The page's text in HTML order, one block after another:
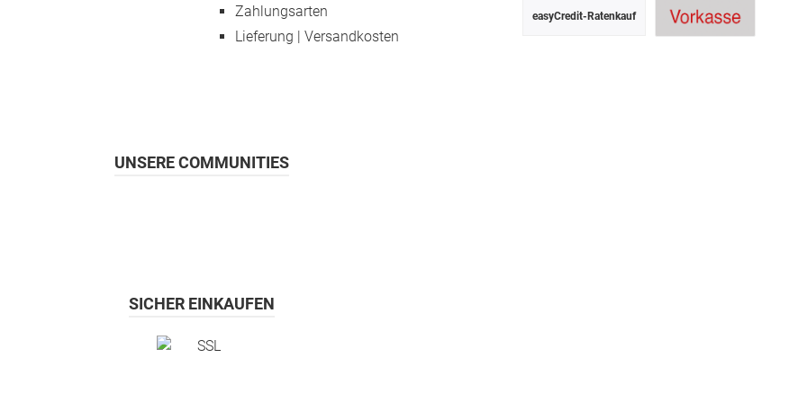
Zahlungsarten
Lieferung | Versandkosten
easyCredit-Ratenkauf
SICHER EINKAUFEN
UNSERE COMMUNITIES